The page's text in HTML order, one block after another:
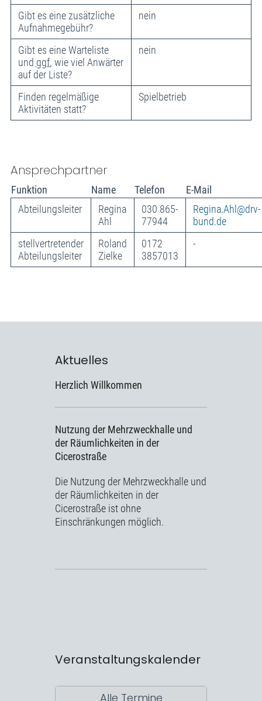
Gibt es eine zusätzliche
Aufnahmegebühr?
nein
Gibt es eine Warteliste
und ggf. wie viel Anwärter
auf der Liste?
nein
Finden regelmäßige
Aktivitäten statt?
Spielbetrieb
Ansprechpartner
Funktion Name Telefon
E-Mail
Abteilungsleiter
Regina
Ahl
030 865-
77944
Regina.Ahl@drv-
bund.de
stellvertretender
Abteilungsleiter
Roland
Zielke
0172
3857013
-
Aktuelles
Herzlich Willkommen
Nutzung der Mehrzweckhalle und
der Räumlichkeiten in der
Cicerostraße
Die Nutzung der Mehrzweckhalle und
der Räumlichkeiten in der
Cicerostraße ist ohne
Einschränkungen möglich.
Veranstaltungskalender
Alle Termine